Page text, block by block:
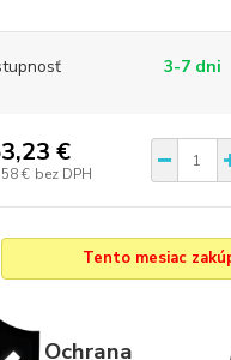
3-7 dni
€
€ bez DPH
Tento mesiac
Ochrana